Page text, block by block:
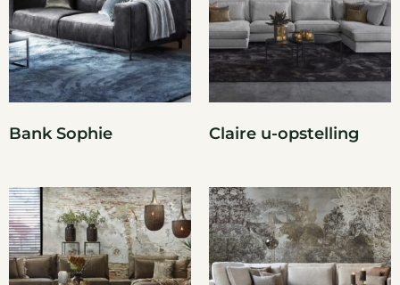
Bank Sophie Claire u-opstelling